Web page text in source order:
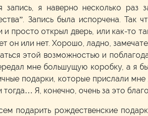
запись, я наверно несколько
Запись была испорчена.
и просто открыл дверь, или как-то
он или нет. Хорошо, ладно,
этой возможностью и
мне большущую коробку, а я
подарки, которые прислали
Я, конечно, очень за это
подарить рождественские